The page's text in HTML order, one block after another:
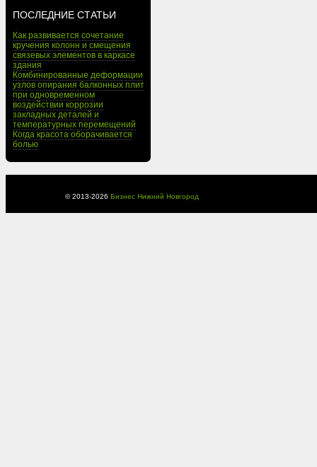
ПОСЛЕДНИЕ СТАТЬИ
Как развивается сочетание
кручения колонн и смещения
связевых элементов в каркасе
здания
Комбинированные деформации
узлов опирания балконных плит
при одновременном
воздействии коррозии
закладных деталей и
температурных перемещений
Когда красота оборачивается
болью
© 2013-2026 Бизнес Нижний Новгород